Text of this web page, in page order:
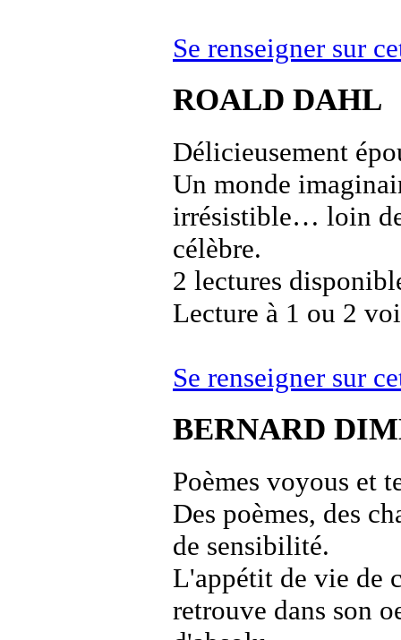
Se renseigner sur
ROALD DAHL
Délicieusement
Un monde
irrésistible… loin
célèbre.
2 lectures
Lecture à 1 ou 2
Se renseigner sur
BERNARD
Poèmes voyous et
Des poèmes, des
de sensibilité.
L'appétit de vie de
retrouve dans son